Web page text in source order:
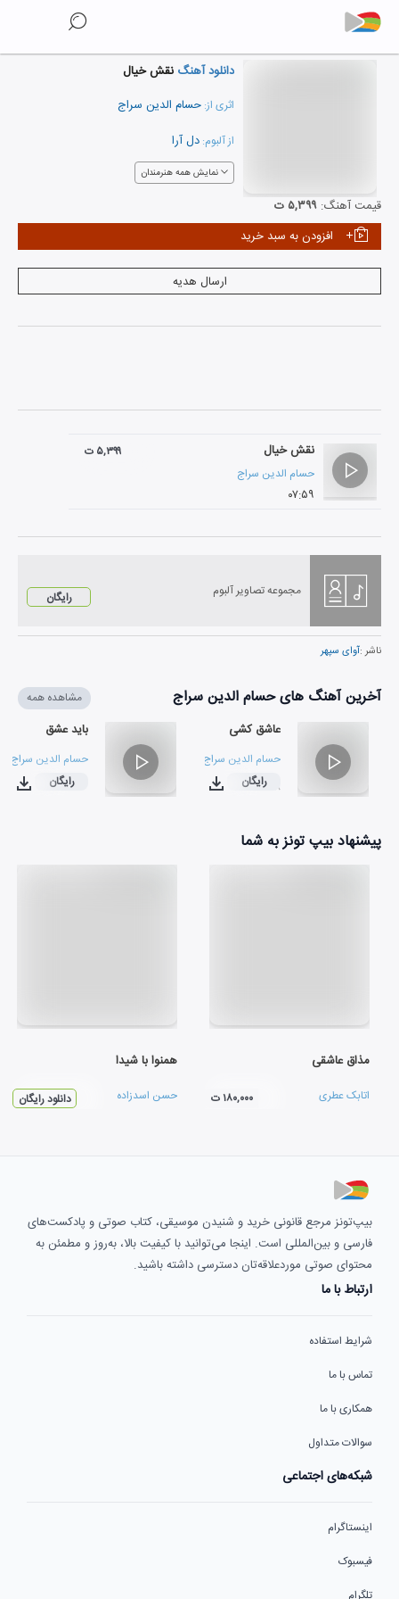
دانلود آهنگ نقش خیال
اثری از: حسام الدین سراج
از آلبوم: دل آرا
نمایش همه هنرمندان
قیمت آهنگ: ۵,۳۹۹ ت
افزودن به سبد خرید
ارسال هدیه
نقش خیال
حسام الدین سراج
۰۷:۵۹
۵,۳۹۹ ت
مجموعه تصاویر آلبوم رایگان
ناشر :آوای سپهر
آخرین آهنگ های حسام الدین سراج مشاهده همه
عاشق کشی
حسام الدین سراج
۰۴:۱۸رایگان
باید عشق
حسام الدین سراج
۰۳:۵۳
رایگان
پیشنهاد بیپ تونز به شما
مذاق عاشقی
اتابک عطری ۱۸۰,۰۰۰ ت
همنوا با شيدا
حسن اسدزاده دانلود رایگان
بیپ‌تونز مرجع قانونی خرید و شنیدن موسیقی، کتاب صوتی و پادکست‌های
فارسی و بین‌المللی است. اینجا می‌توانید با کیفیت بالا، به‌روز و مطمئن به
محتوای صوتی موردعلاقه‌تان دسترسی داشته باشید.
ارتباط با ما
شرایط استفاده
تماس با ما
همکاری با ما
سوالات متداول
شبکه‌های اجتماعی
اینستاگرام
فیسبوک
تلگرام